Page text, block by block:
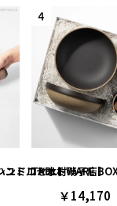
ユミコ×木村硝子店］
ンドルセット
TABLE WARE
￥14,170